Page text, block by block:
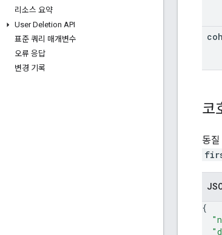
리소스 요약
User Deletion API
표준 쿼리 매개변수
오류 응답
변경 기록
코
동
{